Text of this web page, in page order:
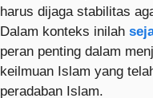
harus dijaga stabilitas
Dalam konteks inilah
peran penting dalam
keilmuan Islam yang
peradaban Islam.